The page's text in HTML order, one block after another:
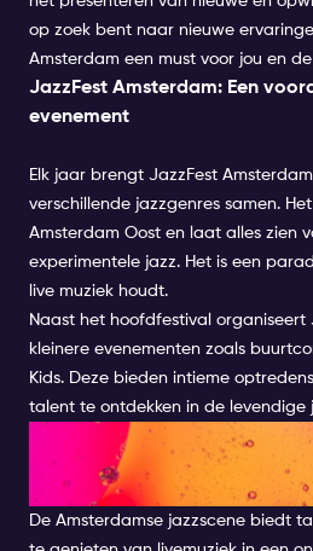
op zoek bent naar nieuwe
Amsterdam een must voor jou en
JazzFest Amsterdam: Een
evenement
Elk jaar brengt JazzFest
verschillende jazzgenres samen.
Amsterdam Oost en laat alles zien
experimentele jazz. Het is een
live muziek houdt.
Naast het hoofdfestival organiseert
kleinere evenementen zoals
Kids. Deze bieden intieme
talent te ontdekken in de levendige
Dompel jezelf
Amsterdamse
De Amsterdamse jazzscene biedt